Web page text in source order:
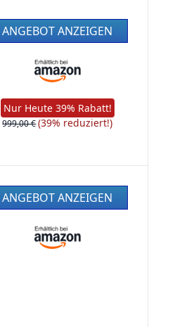
ANGEBOT ANZEIGEN
Nur Heute 39% Rabatt!
999,00 €(39% reduziert!)
ANGEBOT ANZEIGEN